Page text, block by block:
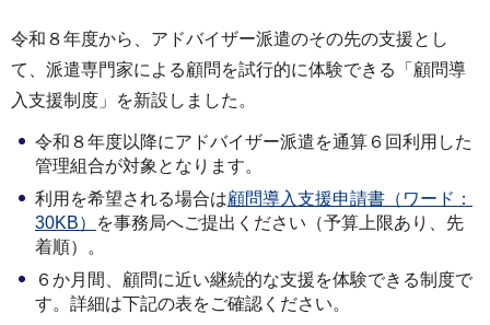
令和８年度から、アドバイザー派遣のその先の支援とし
て、派遣専門家による顧問を試行的に体験できる「顧問導
入支援制度」を新設しました。
令和８年度以降にアドバイザー派遣を通算６回利用した
管理組合が対象となります。
利用を希望される場合は顧問導入支援申請書（ワード：
30KB）
を事務局へご提出ください（予算上限あり、先
着順）。
６か月間、顧問に近い継続的な支援を体験できる制度で
す。詳細は下記の表をご確認ください。